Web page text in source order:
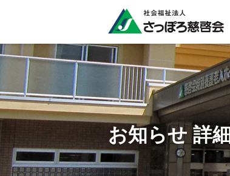
お知らせ 詳細